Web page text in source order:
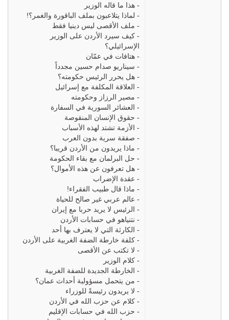
- هذا ما قاله الوزير
- لماذا يتلاعبون بملف الباقورة والغمر؟!
- ملف الأقصى ليس دينيا فقط
- كيف سيرد الأردن على الوزير
الإسرائيلي؟
- هتافات في عمّان
- سيناريو صدام حسين مجدداً
- هل يحرر الرئيس حكومته؟
- العلاقة المكلفة مع إسرائيل
- مصير الرزاز وحكومته
- العشائر السورية في السفارة
- حقوق الإنسان المنقوصة
- الأزمة تشتد لهذه الأسباب
- صفقة سرية بدون العرب
- ماذا يريدون من الأردن قريبا؟
- حل البرلمان مع بقاء الحكومة
- هل تعرفون عن هذه الأموال؟
- عقدة الإضراب
- ماذا قال طبيب الفقراء!
- عالم عربي غير صالح للحياة
- الرئيس لا يريد حربا مع إيران
- نتنياهو في حسابات الأردن
- الكارثة التي لا يعترف بها أحد
- كلفة خارطة الضفة الغربية على الأردن
- لا تكتب عن الأقصى
- كلام الوزير
- الخارطة الجديدة للضفة الغربية
- من يتحمل مسؤولية أحداث عمان؟
- لا يريدون رئيسةً للوزراء
- كلام عن حزب الله في الأردن
- حزب الله في حسابات الإقليم